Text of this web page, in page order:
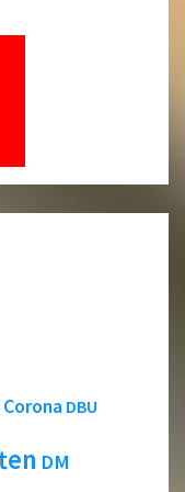
Corona DBU
DM